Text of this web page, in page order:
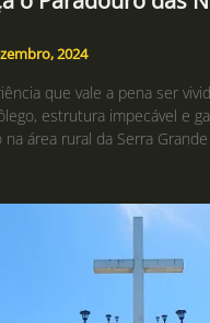
2024
que vale a pena ser
estrutura impecável e
na área rural da Serra